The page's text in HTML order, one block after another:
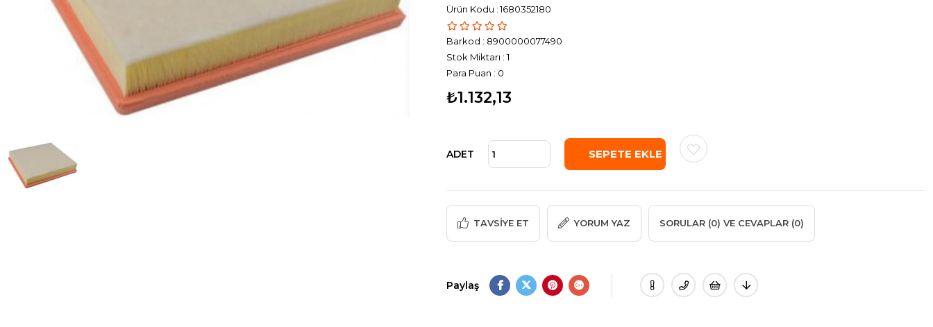
1680352180
Barkod : 8900000077490
Stok Miktarı : 1
Para Puan : 0
₺1.132,13
ADET
TAVSIYE ET YORUM YAZ SORULAR (0) VE CEVAPLAR (0)
Paylaş